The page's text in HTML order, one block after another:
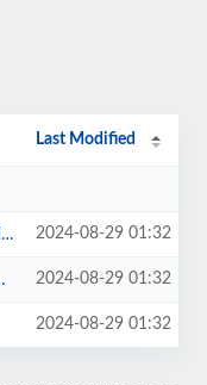
Last Modified
2024-08-29 01:32
2024-08-29 01:32
2024-08-29 01:32